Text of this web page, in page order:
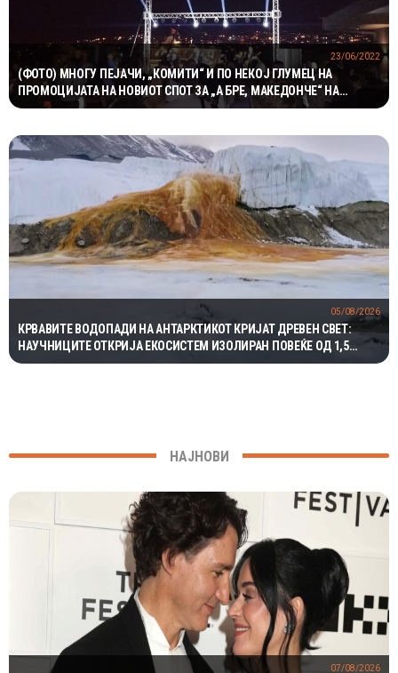
(ФОТО) МНОГУ ПЕЈАЧИ, „КОМИТИ“ И ПО НЕКОЈ ГЛУМЕЦ НА
ПРОМОЦИЈАТА НА НОВИОТ СПОТ ЗА „А БРЕ, МАКЕДОНЧЕ“ НА
„БАЛКАН БЕНД“
23/06/2022
КРВАВИТЕ ВОДОПАДИ НА АНТАРКТИКОТ КРИЈАТ ДРЕВЕН СВЕТ:
НАУЧНИЦИТЕ ОТКРИЈА ЕКОСИСТЕМ ИЗОЛИРАН ПОВЕЌЕ ОД 1,5
МИЛИОНИ ГОДИНИ
05/08/2026
НАЈНОВИ
07/08/2026